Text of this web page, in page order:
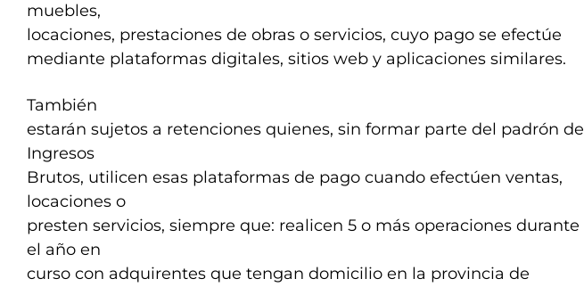
muebles,
locaciones, prestaciones de obras o servicios, cuyo pago se efectúe
mediante plataformas digitales, sitios web y aplicaciones similares.
También
estarán sujetos a retenciones quienes, sin formar parte del padrón de
Ingresos
Brutos, utilicen esas plataformas de pago cuando efectúen ventas,
locaciones o
presten servicios, siempre que: realicen 5 o más operaciones durante
el año en
curso con adquirentes que tengan domicilio en la provincia de